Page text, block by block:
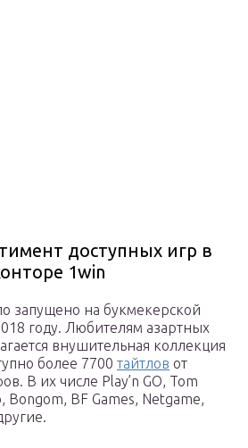
доступных игр в
1win
запущено на букмекерской
году. Любителям азартных
внушительная коллекция
более 7700 тайтлов от
В их числе Play’n GO, Tom
Bongom, BF Games, Netgame,